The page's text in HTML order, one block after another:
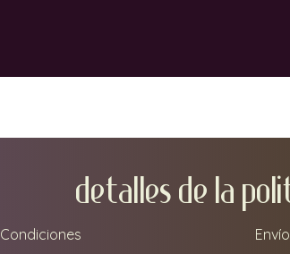
DETALLEs DE LA
Condiciones